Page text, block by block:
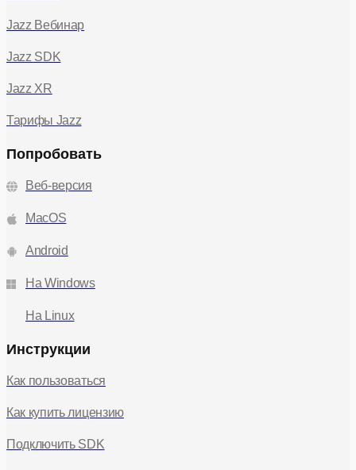
Jazz Вебинар
Jazz SDK
Jazz XR
Тарифы Jazz
Попробовать
Веб-версия
MacOS
Android
На Windows
На Linux
Инструкции
Как пользоваться
Как купить лицензию
Подключить SDK